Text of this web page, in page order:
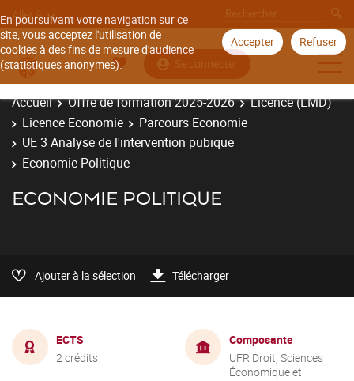
En poursuivant votre navigation sur ce
site, vous acceptez l'utilisation de
cookies à des fins de mesure d'audience
(statistiques anonymes).
Accepter Refuser
Aller à
Se connecter
Accueil Offre de formation 2025-2026
Licence (LMD)
Licence Economie
Parcours Economie
UE 3 Analyse de l'intervention pubique
Economie Politique
ECONOMIE POLITIQUE
Ajouter à la sélection Télécharger
ECTS
2 crédits
Composante
UFR Droit, Sciences
Économique et